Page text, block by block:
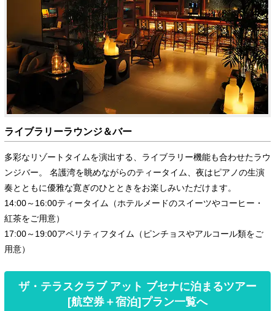
ライブラリーラウンジ＆バー
多彩なリゾートタイムを演出する、ライブラリー機能も合わせたラウ
ンジバー。 名護湾を眺めながらのティータイム、夜はピアノの生演
奏とともに優雅な寛ぎのひとときをお楽しみいただけます。
14:00～16:00ティータイム（ホテルメードのスイーツやコーヒー・
紅茶をご用意）
17:00～19:00アペリティフタイム（ピンチョスやアルコール類をご
用意）
ザ・テラスクラブ アット ブセナに泊まるツアー
[航空券＋宿泊]プラン一覧へ